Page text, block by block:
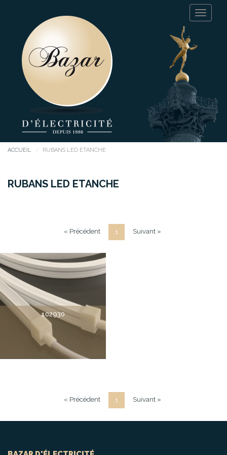
ACCUEIL RUBANS LED ETANCHE
RUBANS LED ETANCHE
« Précédent 1 Suivant »
102930
« Précédent 1 Suivant »